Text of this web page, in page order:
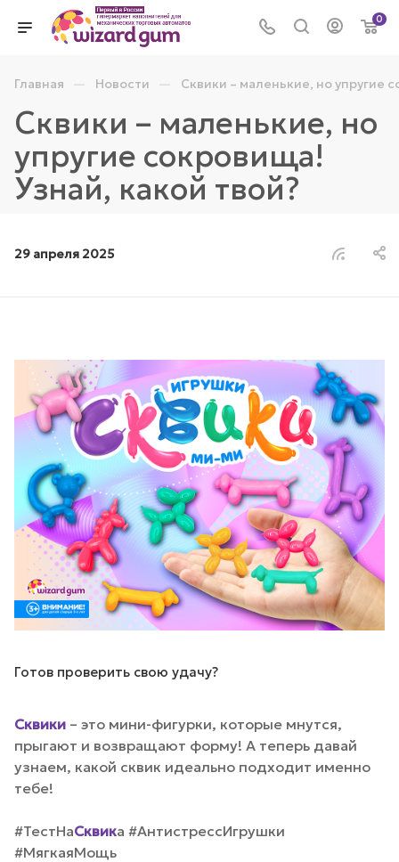
0
Главная — Новости — Сквики – маленькие, но упругие
Сквики – маленькие, но
упругие сокровища!
Узнай, какой твой?
29 апреля 2025
Готов проверить свою удачу?
Сквики – это мини-фигурки, которые мнутся,
прыгают и возвращают форму! А теперь давай
узнаем, какой сквик идеально подходит именно
тебе!
#ТестНаСквика #АнтистрессИгрушки
#МягкаяМощь